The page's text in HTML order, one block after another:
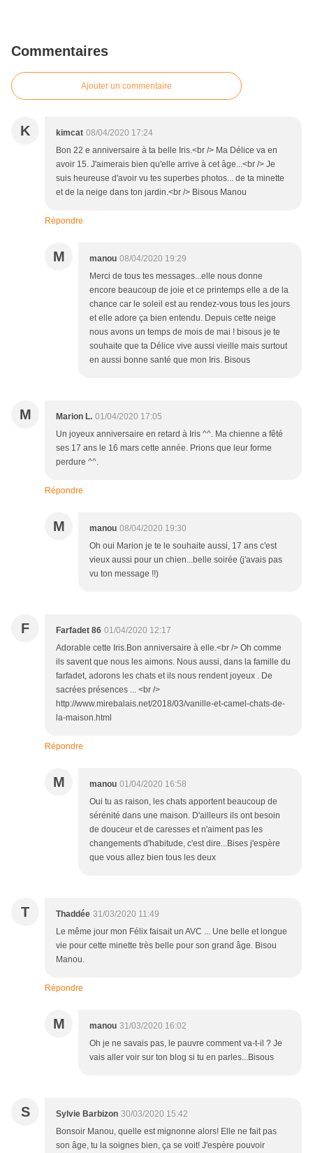
Commentaires
Ajouter un commentaire
K kimcat 08/04/2020 17:24
Bon 22 e anniversaire à ta belle Iris.<br /> Ma Délice va en
avoir 15. J'aimerais bien qu'elle arrive à cet âge...<br /> Je
suis heureuse d'avoir vu tes superbes photos... de ta minette
et de la neige dans ton jardin.<br /> Bisous Manou
Répondre
M manou 08/04/2020 19:29
Merci de tous tes messages...elle nous donne
encore beaucoup de joie et ce printemps elle a de la
chance car le soleil est au rendez-vous tous les jours
et elle adore ça bien entendu. Depuis cette neige
nous avons un temps de mois de mai ! bisous je te
souhaite que ta Délice vive aussi vieille mais surtout
en aussi bonne santé que mon Iris. Bisous
M Marion L. 01/04/2020 17:05
Un joyeux anniversaire en retard à Iris ^^. Ma chienne a fêté
ses 17 ans le 16 mars cette année. Prions que leur forme
perdure ^^.
Répondre
M manou 08/04/2020 19:30
Oh oui Marion je te le souhaite aussi, 17 ans c'est
vieux aussi pour un chien...belle soirée (j'avais pas
vu ton message !!)
F Farfadet 86 01/04/2020 12:17
Adorable cette Iris.Bon anniversaire à elle.<br /> Oh comme
ils savent que nous les aimons. Nous aussi, dans la famille du
farfadet, adorons les chats et ils nous rendent joyeux . De
sacrées présences ... <br />
http://www.mirebalais.net/2018/03/vanille-et-camel-chats-de-
la-maison.html
Répondre
M manou 01/04/2020 16:58
Oui tu as raison, les chats apportent beaucoup de
sérénité dans une maison. D'ailleurs ils ont besoin
de douceur et de caresses et n'aiment pas les
changements d'habitude, c'est dire...Bises j'espère
que vous allez bien tous les deux
T Thaddée 31/03/2020 11:49
Le même jour mon Félix faisait un AVC ... Une belle et longue
vie pour cette minette très belle pour son grand âge. Bisou
Manou.
Répondre
M manou 31/03/2020 16:02
Oh je ne savais pas, le pauvre comment va-t-il ? Je
vais aller voir sur ton blog si tu en parles...Bisous
S Sylvie Barbizon 30/03/2020 15:42
Bonsoir Manou, quelle est mignonne alors! Elle ne fait pas
son âge, tu la soignes bien, ça se voit! J'espère pouvoir